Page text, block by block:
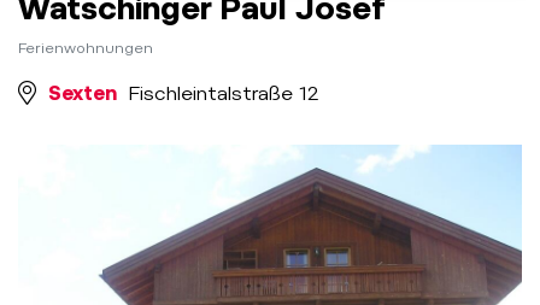
Watschinger Paul Josef
Ferienwohnungen
Sexten Fischleintalstraße 12